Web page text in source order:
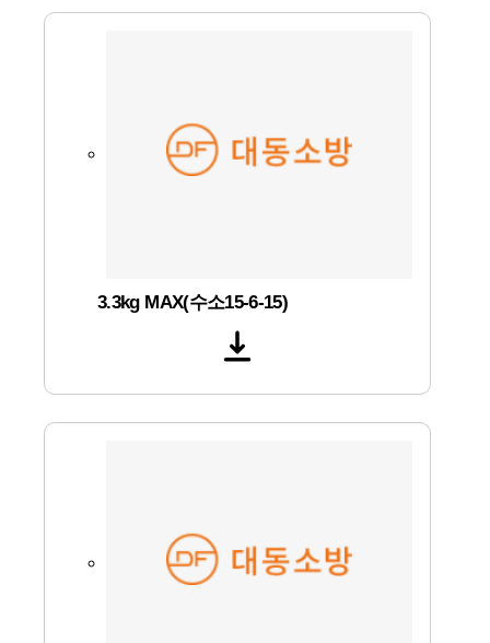
3.3kg MAX(수소15-6-15)